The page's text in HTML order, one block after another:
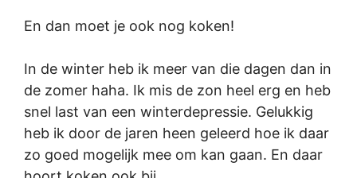
En dan moet je ook nog koken!
In de winter heb ik meer van die dagen dan in
de zomer haha. Ik mis de zon heel erg en heb
snel last van een winterdepressie. Gelukkig
heb ik door de jaren heen geleerd hoe ik daar
zo goed mogelijk mee om kan gaan. En daar